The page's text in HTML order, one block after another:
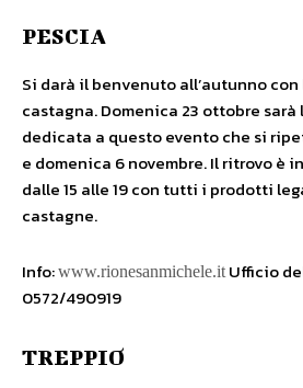
PESCIA
Si darà il benvenuto all’autunno
castagna. Domenica 23 ottobre
dedicata a questo evento che si
e domenica 6 novembre. Il ritrovo è
dalle 15 alle 19 con tutti i prodotti
castagne.
Info:www.rionesanmichele.itUfficio
0572/490919
TREPPIO